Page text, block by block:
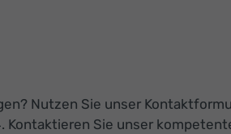
Nutzen Sie unser
Kontaktieren Sie unser